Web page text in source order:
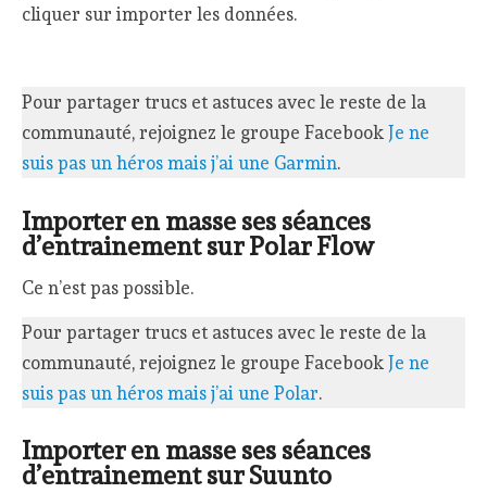
cliquer sur importer les données.
Pour partager trucs et astuces avec le reste de la
communauté, rejoignez le groupe FacebookJe ne
suis pas un héros mais j’ai une Garmin.
Importer en masse ses séances
d’entrainement sur Polar Flow
Ce n’est pas possible.
Pour partager trucs et astuces avec le reste de la
communauté, rejoignez le groupe FacebookJe ne
suis pas un héros mais j’ai une Polar.
Importer en masse ses séances
d’entrainement sur Suunto